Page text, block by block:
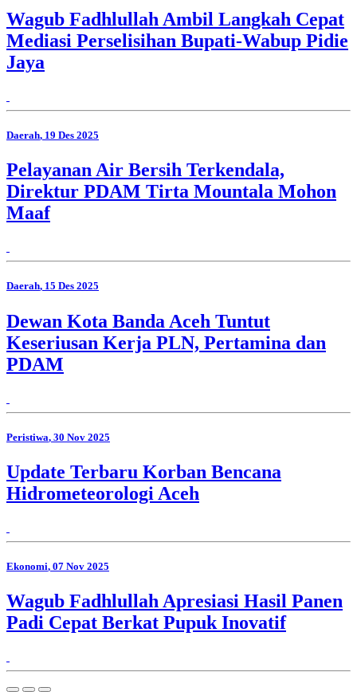
Wagub Fadhlullah Ambil Langkah Cepat
Mediasi Perselisihan Bupati-Wabup Pidie
Jaya
Daerah, 19 Des 2025
Pelayanan Air Bersih Terkendala,
Direktur PDAM Tirta Mountala Mohon
Maaf
Daerah, 15 Des 2025
Dewan Kota Banda Aceh Tuntut
Keseriusan Kerja PLN, Pertamina dan
PDAM
Peristiwa, 30 Nov 2025
Update Terbaru Korban Bencana
Hidrometeorologi Aceh
Ekonomi, 07 Nov 2025
Wagub Fadhlullah Apresiasi Hasil Panen
Padi Cepat Berkat Pupuk Inovatif